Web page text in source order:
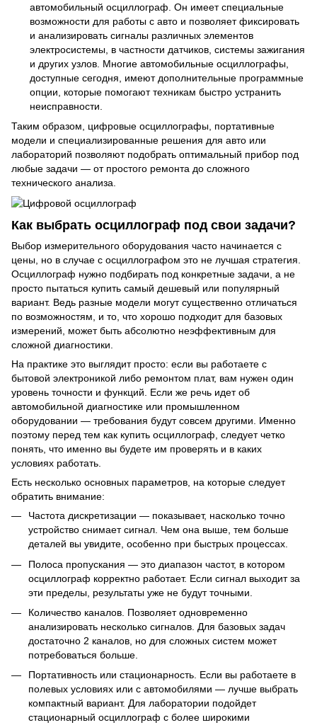
автомобильный осциллограф. Он имеет специальные
возможности для работы с авто и позволяет фиксировать
и анализировать сигналы различных элементов
электросистемы, в частности датчиков, системы зажигания
и других узлов. Многие автомобильные осциллографы,
доступные сегодня, имеют дополнительные программные
опции, которые помогают техникам быстро устранить
неисправности.
Таким образом, цифровые осциллографы, портативные
модели и специализированные решения для авто или
лабораторий позволяют подобрать оптимальный прибор под
любые задачи — от простого ремонта до сложного
технического анализа.
Как выбрать осциллограф под свои задачи?
Выбор измерительного оборудования часто начинается с
цены, но в случае с осциллографом это не лучшая стратегия.
Осциллограф нужно подбирать под конкретные задачи, а не
просто пытаться купить самый дешевый или популярный
вариант. Ведь разные модели могут существенно отличаться
по возможностям, и то, что хорошо подходит для базовых
измерений, может быть абсолютно неэффективным для
сложной диагностики.
На практике это выглядит просто: если вы работаете с
бытовой электроникой либо ремонтом плат, вам нужен один
уровень точности и функций. Если же речь идет об
автомобильной диагностике или промышленном
оборудовании — требования будут совсем другими. Именно
поэтому перед тем как купить осциллограф, следует четко
понять, что именно вы будете им проверять и в каких
условиях работать.
Есть несколько основных параметров, на которые следует
обратить внимание:
Частота дискретизации — показывает, насколько точно
устройство снимает сигнал. Чем она выше, тем больше
деталей вы увидите, особенно при быстрых процессах.
Полоса пропускания — это диапазон частот, в котором
осциллограф корректно работает. Если сигнал выходит за
эти пределы, результаты уже не будут точными.
Количество каналов. Позволяет одновременно
анализировать несколько сигналов. Для базовых задач
достаточно 2 каналов, но для сложных систем может
потребоваться больше.
Портативность или стационарность. Если вы работаете в
полевых условиях или с автомобилями — лучше выбрать
компактный вариант. Для лаборатории подойдет
стационарный осциллограф с более широкими